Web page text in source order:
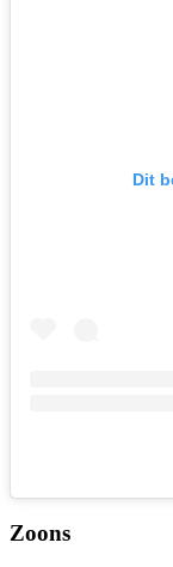
Dit
Zoons